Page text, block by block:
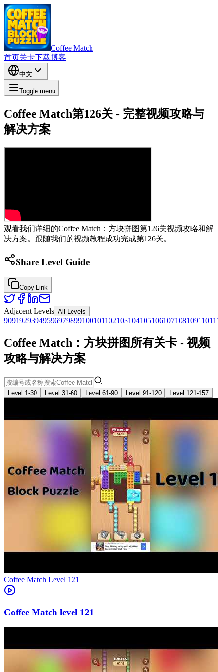
Coffee Match
首页关卡下载博客
中文
Toggle menu
Coffee Match第126关 - 完整视频攻略与
解决方案
观看我们详细的Coffee Match：方块拼图第126关视频攻略和解
决方案。跟随我们的视频教程成功完成第126关。
Share Level Guide
Copy Link
Adjacent Levels All Levels
90919293949596979899100101102103104105106107108109110
Coffee Match：方块拼图所有关卡 - 视频
攻略与解决方案
Level 1-30 Level 31-60 Level 61-90 Level 91-120 Level 121-157
Level 121
121